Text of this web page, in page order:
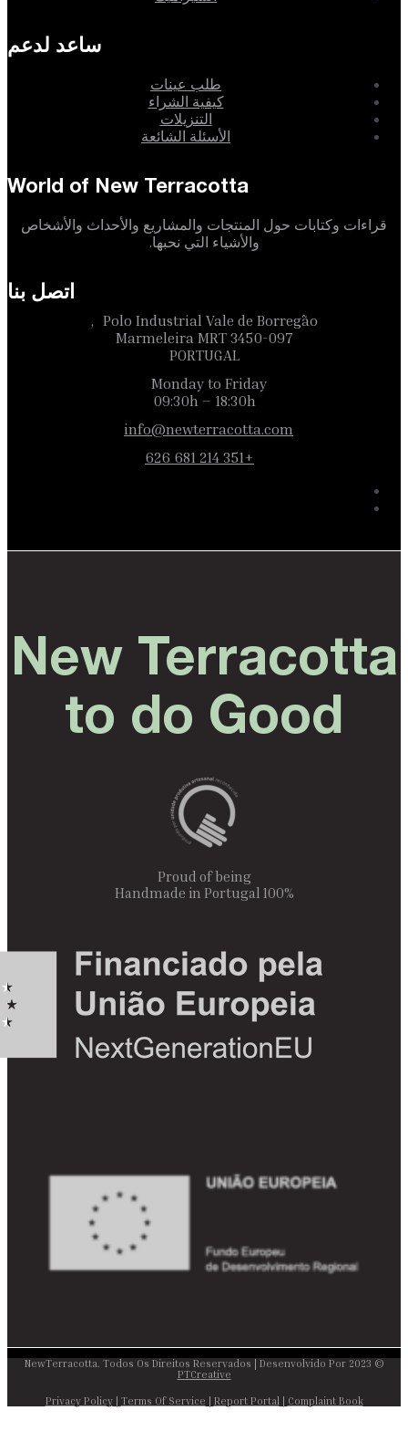
ساعد لدعم
طلب عينات
كيفية الشراء
التنزيلات
الأسئلة الشائعة
World of New Terracotta
قراءات وكتابات حول المنتجات والمشاريع والأحداث والأشخاص
والأشياء التي نحبها.
اتصل بنا
Polo Industrial Vale de Borregão,
3450-097 Marmeleira MRT
PORTUGAL
Monday to Friday
09:30h – 18:30h
info@newterracotta.com
+351 214 681 626
New Terracotta
to do Good
Proud of being
100% Handmade in Portugal
© 2023 NewTerracotta. Todos Os Direitos Reservados | Desenvolvido Por
PTCreative
Privacy Policy| Terms Of Service Report Portal Complaint Book